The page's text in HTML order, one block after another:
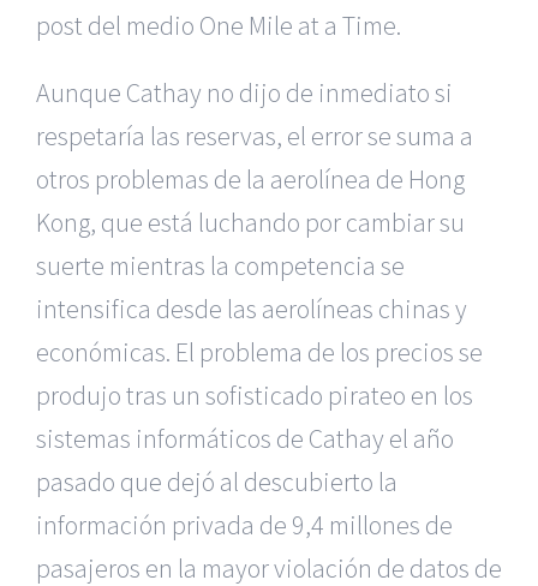
post del medio One Mile at a Time.
Aunque Cathay no dijo de inmediato si
respetaría las reservas, el error se suma a
otros problemas de la aerolínea de Hong
Kong, que está luchando por cambiar su
suerte mientras la competencia se
intensifica desde las aerolíneas chinas y
económicas. El problema de los precios se
produjo tras un sofisticado pirateo en los
sistemas informáticos de Cathay el año
pasado que dejó al descubierto la
información privada de 9,4 millones de
pasajeros en la mayor violación de datos de